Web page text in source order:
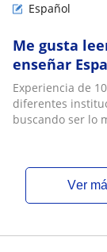
Español
Me gusta
enseñar
Historia
Experiencia de
diferentes
buscando ser lo
ver